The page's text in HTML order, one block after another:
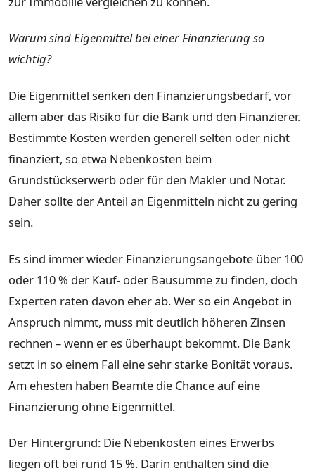
Warum sind Eigenmittel bei einer Finanzierung so
wichtig?
Die Eigenmittel senken den Finanzierungsbedarf, vor
allem aber das Risiko für die Bank und den Finanzierer.
Bestimmte Kosten werden generell selten oder nicht
finanziert, so etwa Nebenkosten beim
Grundstückserwerb oder für den Makler und Notar.
Daher sollte der Anteil an Eigenmitteln nicht zu gering
sein.
Es sind immer wieder Finanzierungsangebote über 100
oder 110 % der Kauf- oder Bausumme zu finden, doch
Experten raten davon eher ab. Wer so ein Angebot in
Anspruch nimmt, muss mit deutlich höheren Zinsen
rechnen – wenn er es überhaupt bekommt. Die Bank
setzt in so einem Fall eine sehr starke Bonität voraus.
Am ehesten haben Beamte die Chance auf eine
Finanzierung ohne Eigenmittel.
Der Hintergrund: Die Nebenkosten eines Erwerbs
liegen oft bei rund 15 %. Darin enthalten sind die